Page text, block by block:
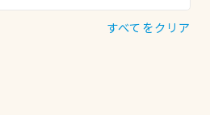
すべてをクリア